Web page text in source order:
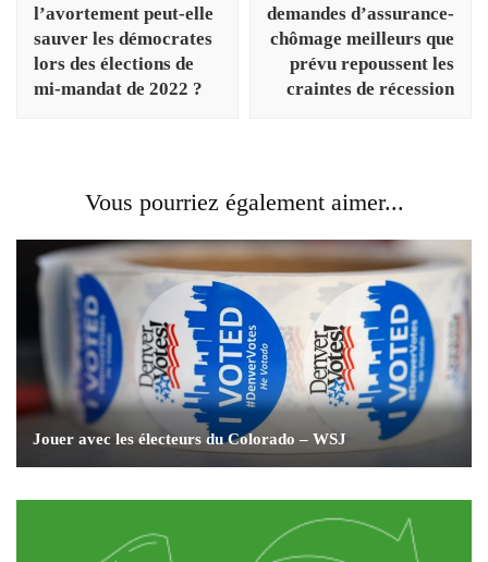
l’avortement peut-elle
sauver les démocrates
lors des élections de
mi-mandat de 2022 ?
demandes d’assurance-
chômage meilleurs que
prévu repoussent les
craintes de récession
Vous pourriez également aimer...
Jouer avec les électeurs du Colorado – WSJ